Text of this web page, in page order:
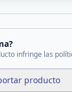
infringe las
producto